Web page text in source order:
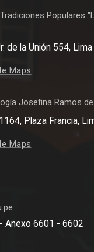
Populares
de la Unión 554, Lima
Maps
Josefina Ramos
Plaza Francia,
Maps
Anexo 6601 - 6602